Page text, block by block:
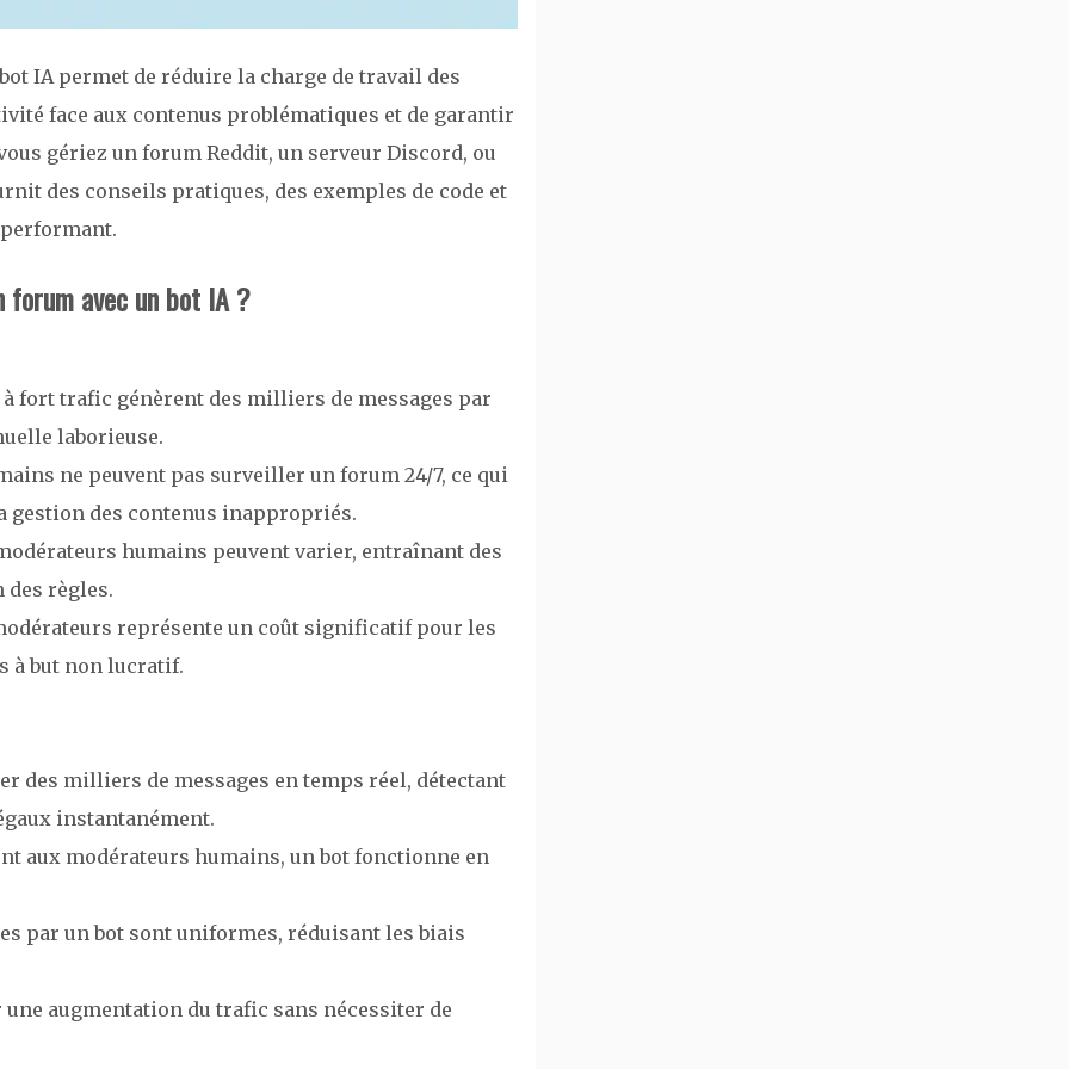
IA permet de réduire la charge de travail des
face aux contenus problématiques et de garantir
gériez un forum Reddit, un serveur Discord, ou
des conseils pratiques, des exemples de code et
forum avec un bot IA ?
fort trafic génèrent des milliers de messages par
laborieuse.
ne peuvent pas surveiller un forum 24/7, ce qui
gestion des contenus inappropriés.
humains peuvent varier, entraînant des
des règles.
représente un coût significatif pour les
à but non lucratif.
des milliers de messages en temps réel, détectant
instantanément.
aux modérateurs humains, un bot fonctionne en
par un bot sont uniformes, réduisant les biais
augmentation du trafic sans nécessiter de